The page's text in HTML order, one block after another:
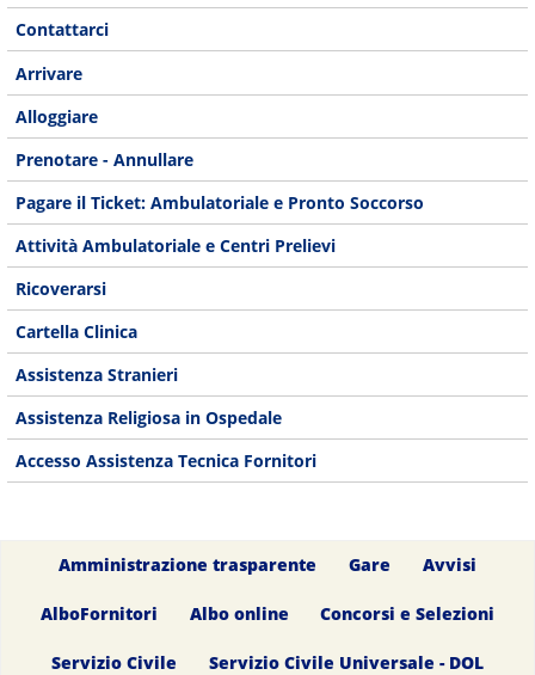
Contattarci
Arrivare
Alloggiare
Prenotare - Annullare
Pagare il Ticket: Ambulatoriale e Pronto Soccorso
Attività Ambulatoriale e Centri Prelievi
Ricoverarsi
Cartella Clinica
Assistenza Stranieri
Assistenza Religiosa in Ospedale
Accesso Assistenza Tecnica Fornitori
Amministrazione trasparente Gare Avvisi
AlboFornitori Albo online Concorsi e Selezioni
Servizio Civile Servizio Civile Universale - DOL